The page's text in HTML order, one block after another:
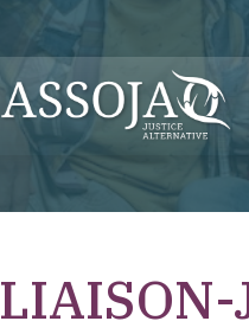
LIAISON-